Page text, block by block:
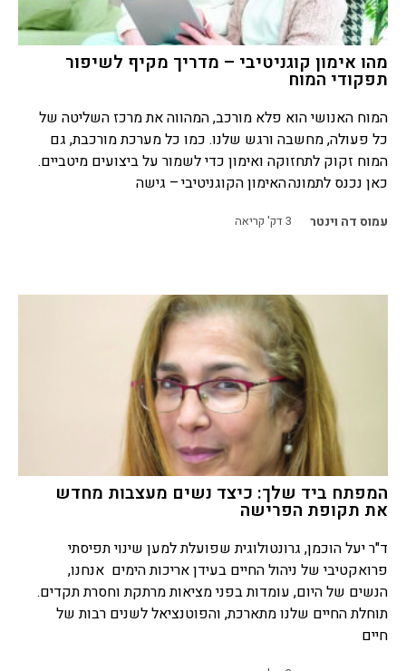
מהו אימון קוגניטיבי – מדריך מקיף לשיפור
תפקודי המוח
המוח האנושי הוא פלא מורכב, המהווה את מרכז השליטה של
כל פעולה, מחשבה ורגש שלנו. כמו כל מערכת מורכבת, גם
המוח זקוק לתחזוקה ואימון כדי לשמור על ביצועים מיטביים.
כאן נכנס לתמונה האימון הקוגניטיבי – גישה
עמוס דה וינטר 3דק' קריאה
המפתח ביד שלך: כיצד נשים מעצבות מחדש
את תקופת הפרישה
ד"ר יעל הוכמן, גרונטולוגית שפועלת למען שינוי תפיסתי
פרואקטיבי של ניהול החיים בעידן אריכות הימים אנחנו,
הנשים של היום, עומדות בפני מציאות מרתקת וחסרת תקדים.
תוחלת החיים שלנו מתארכת, והפוטנציאל לשנים רבות של
חיים